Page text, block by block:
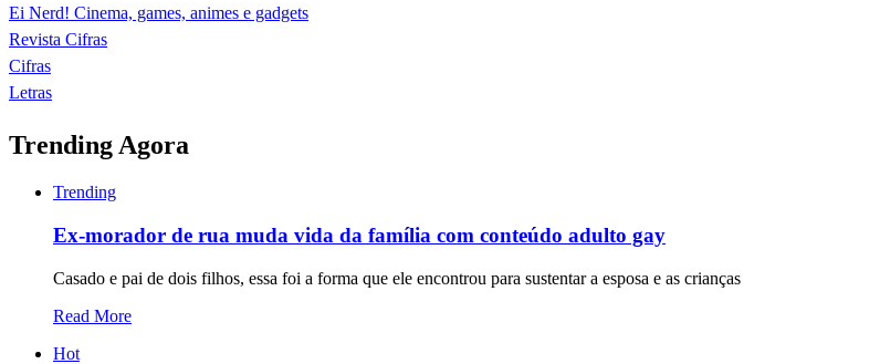
Ei Nerd! Cinema, games, animes e gadgets
Revista Cifras
Cifras
Letras
Trending Agora
Trending
Ex-morador de rua muda vida da família com conteúdo adulto gay
Casado e pai de dois filhos, essa foi a forma que ele encontrou para sustentar a esposa e as crianças
Read More
Hot